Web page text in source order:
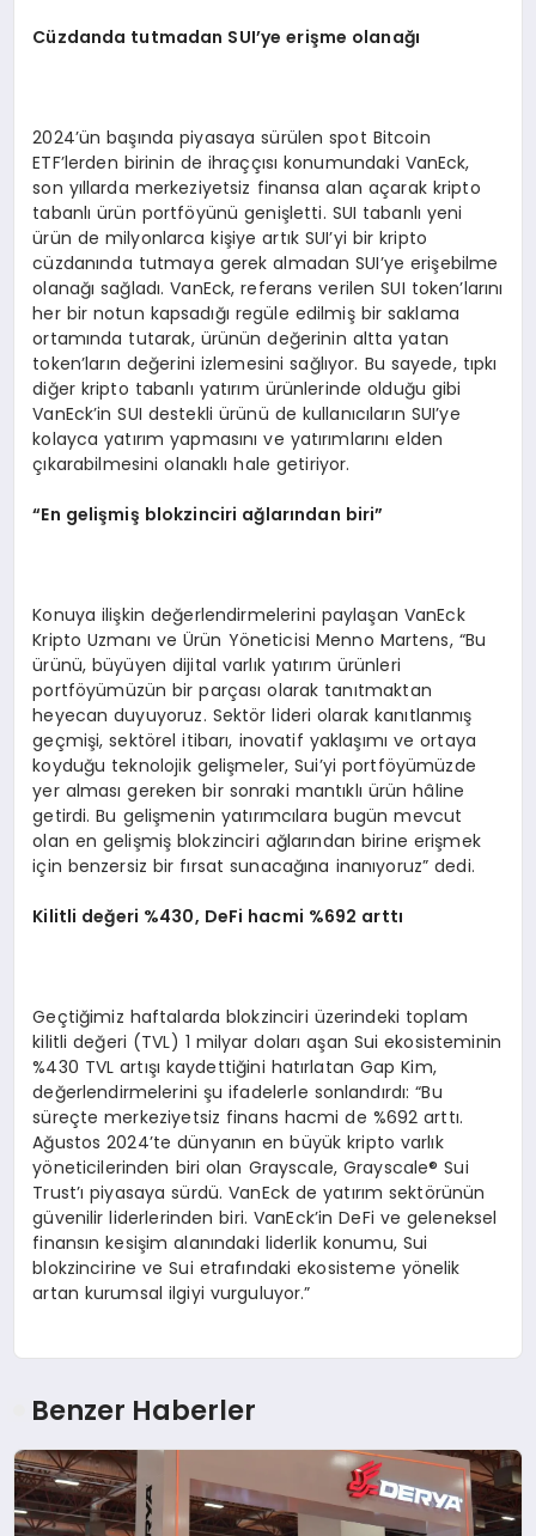
Cüzdanda tutmadan SUI’ye erişme olanağı
2024’ün başında piyasaya sürülen spot Bitcoin
ETF’lerden birinin de ihraççısı konumundaki VanEck,
son yıllarda merkeziyetsiz finansa alan açarak kripto
tabanlı ürün portföyünü genişletti. SUI tabanlı yeni
ürün de milyonlarca kişiye artık SUI’yi bir kripto
cüzdanında tutmaya gerek almadan SUI’ye erişebilme
olanağı sağladı. VanEck, referans verilen SUI token’larını
her bir notun kapsadığı regüle edilmiş bir saklama
ortamında tutarak, ürünün değerinin altta yatan
token’ların değerini izlemesini sağlıyor. Bu sayede, tıpkı
diğer kripto tabanlı yatırım ürünlerinde olduğu gibi
VanEck’in SUI destekli ürünü de kullanıcıların SUI’ye
kolayca yatırım yapmasını ve yatırımlarını elden
çıkarabilmesini olanaklı hale getiriyor.
“En gelişmiş blokzinciri ağlarından biri”
Konuya ilişkin değerlendirmelerini paylaşan VanEck
Kripto Uzmanı ve Ürün Yöneticisi Menno Martens, “Bu
ürünü, büyüyen dijital varlık yatırım ürünleri
portföyümüzün bir parçası olarak tanıtmaktan
heyecan duyuyoruz. Sektör lideri olarak kanıtlanmış
geçmişi, sektörel itibarı, inovatif yaklaşımı ve ortaya
koyduğu teknolojik gelişmeler, Sui’yi portföyümüzde
yer alması gereken bir sonraki mantıklı ürün hâline
getirdi. Bu gelişmenin yatırımcılara bugün mevcut
olan en gelişmiş blokzinciri ağlarından birine erişmek
için benzersiz bir fırsat sunacağına inanıyoruz” dedi.
Kilitli değeri %430, DeFi hacmi %692 arttı
Geçtiğimiz haftalarda blokzinciri üzerindeki toplam
kilitli değeri (TVL) 1 milyar doları aşan Sui ekosisteminin
%430 TVL artışı kaydettiğini hatırlatan Gap Kim,
değerlendirmelerini şu ifadelerle sonlandırdı: “Bu
süreçte merkeziyetsiz finans hacmi de %692 arttı.
Ağustos 2024’te dünyanın en büyük kripto varlık
yöneticilerinden biri olan Grayscale, Grayscale® Sui
Trust’ı piyasaya sürdü. VanEck de yatırım sektörünün
güvenilir liderlerinden biri. VanEck’in DeFi ve geleneksel
finansın kesişim alanındaki liderlik konumu, Sui
blokzincirine ve Sui etrafındaki ekosisteme yönelik
artan kurumsal ilgiyi vurguluyor.”
Benzer Haberler